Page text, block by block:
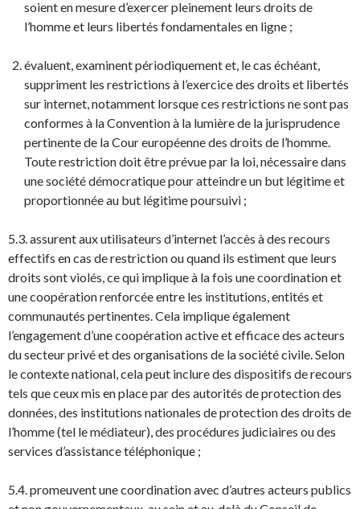
soient en mesure d’exercer pleinement leurs droits de
l’homme et leurs libertés fondamentales en ligne ;
évaluent, examinent périodiquement et, le cas échéant,
suppriment les restrictions à l’exercice des droits et libertés
sur internet, notamment lorsque ces restrictions ne sont pas
conformes à la Convention à la lumière de la jurisprudence
pertinente de la Cour européenne des droits de l’homme.
Toute restriction doit être prévue par la loi, nécessaire dans
une société démocratique pour atteindre un but légitime et
proportionnée au but légitime poursuivi ;
5.3. assurent aux utilisateurs d’internet l’accès à des recours
effectifs en cas de restriction ou quand ils estiment que leurs
droits sont violés, ce qui implique à la fois une coordination et
une coopération renforcée entre les institutions, entités et
communautés pertinentes. Cela implique également
l’engagement d’une coopération active et efficace des acteurs
du secteur privé et des organisations de la société civile. Selon
le contexte national, cela peut inclure des dispositifs de recours
tels que ceux mis en place par des autorités de protection des
données, des institutions nationales de protection des droits de
l’homme (tel le médiateur), des procédures judiciaires ou des
services d’assistance téléphonique ;
5.4. promeuvent une coordination avec d’autres acteurs publics